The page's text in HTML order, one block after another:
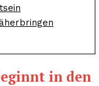
in den